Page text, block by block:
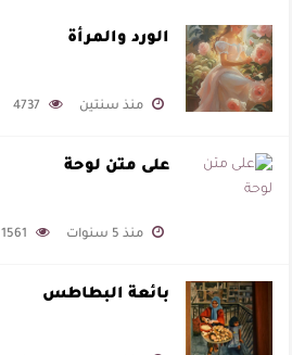
الورد والمرأة
منذ سنتين 4737
على متن لوحة
منذ 5 سنوات 1561
بائعة البطاطس